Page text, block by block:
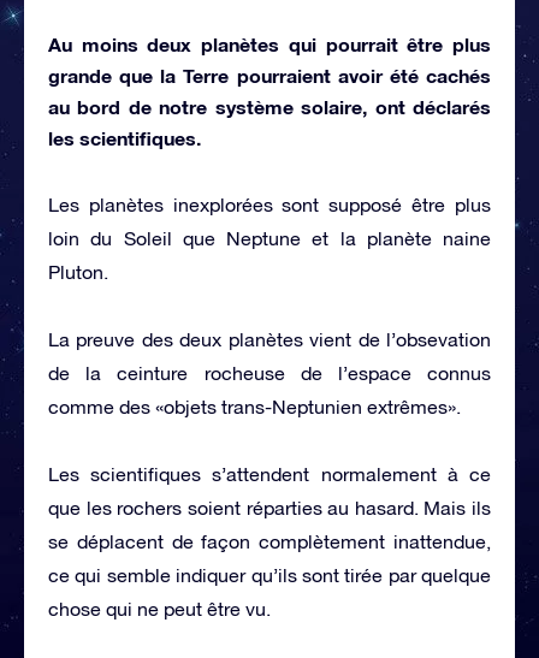
Au moins deux planètes qui pourrait être plus
grande que la Terre pourraient avoir été cachés
au bord de notre système solaire, ont déclarés
les scientifiques.
Les planètes inexplorées sont supposé être plus
loin du Soleil que Neptune et la planète naine
Pluton.
La preuve des deux planètes vient de l’obsevation
de la ceinture rocheuse de l’espace connus
comme des «objets trans-Neptunien extrêmes».
Les scientifiques s’attendent normalement à ce
que les rochers soient réparties au hasard. Mais ils
se déplacent de façon complètement inattendue,
ce qui semble indiquer qu’ils sont tirée par quelque
chose qui ne peut être vu.